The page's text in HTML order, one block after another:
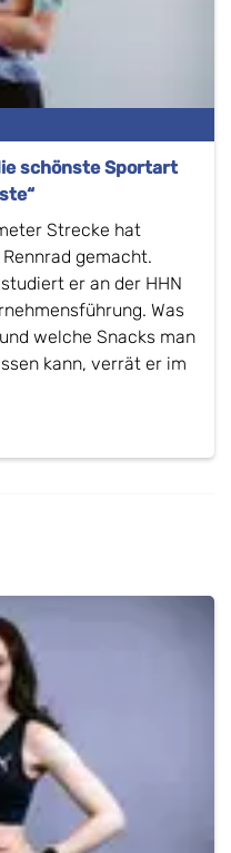
schönste Sportart
Strecke hat
gemacht.
er an der HHN
Was
welche Snacks man
kann, verrät er im